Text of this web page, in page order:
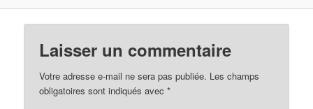
Laisser un commentaire
Votre adresse e-mail ne sera pas publiée. Les champs
obligatoires sont indiqués avec*